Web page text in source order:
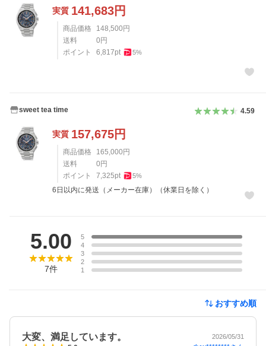
実質 141,683円
商品価格 148,500 円
送料
0 円
ポイント
6,817pt 5%
sweet tea time 4.59
実質 157,675円
商品価格 165,000 円
送料
0 円
ポイント
7,325pt 5%
6日以内に発送（メーカー在庫）（休業日を除く）
5.00
7件
5
4
3
2
1
おすすめ順
大変、満足しています。 2026/05/31